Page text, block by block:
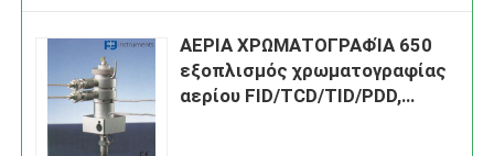
ΑΕΡΙΑ ΧΡΩΜΑΤΟΓΡΑΦΊΑ 650
εξοπλισμός χρωματογραφίας
αερίου FID/TCD/TID/PDD,